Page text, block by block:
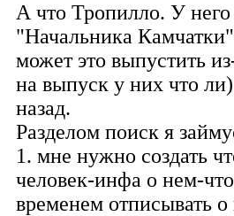
А что Тропилло. У
"Начальника
может это выпустить
на выпуск у них что
назад.
Разделом поиск я
1. мне нужно создать
человек-инфа о нем-
временем отписывать